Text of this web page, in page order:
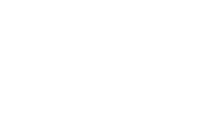
Sie bei kurzer Reisedauer trotzdem den
Strecken durch Botswana.
an den schönsten und abgelegensten Orten
Aktivitäten